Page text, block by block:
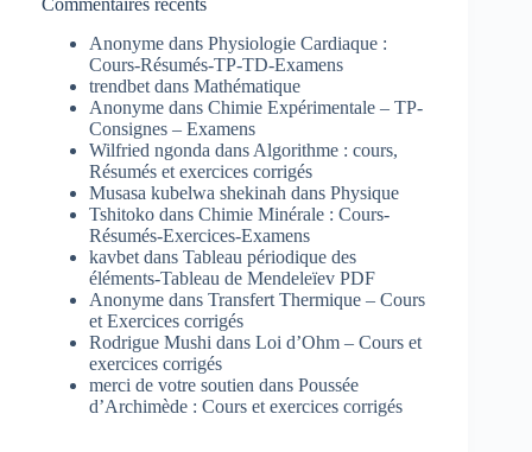
Commentaires récents
Anonyme dans Physiologie Cardiaque :
Cours-Résumés-TP-TD-Examens
trendbet dans Mathématique
Anonyme dans Chimie Expérimentale – TP-
Consignes – Examens
Wilfried ngonda dans Algorithme : cours,
Résumés et exercices corrigés
Musasa kubelwa shekinah dans Physique
Tshitoko dans Chimie Minérale : Cours-
Résumés-Exercices-Examens
kavbet dans Tableau périodique des
éléments-Tableau de Mendeleïev PDF
Anonyme dans Transfert Thermique – Cours
et Exercices corrigés
Rodrigue Mushi dans Loi d’Ohm – Cours et
exercices corrigés
merci de votre soutien dans Poussée
d’Archimède : Cours et exercices corrigés